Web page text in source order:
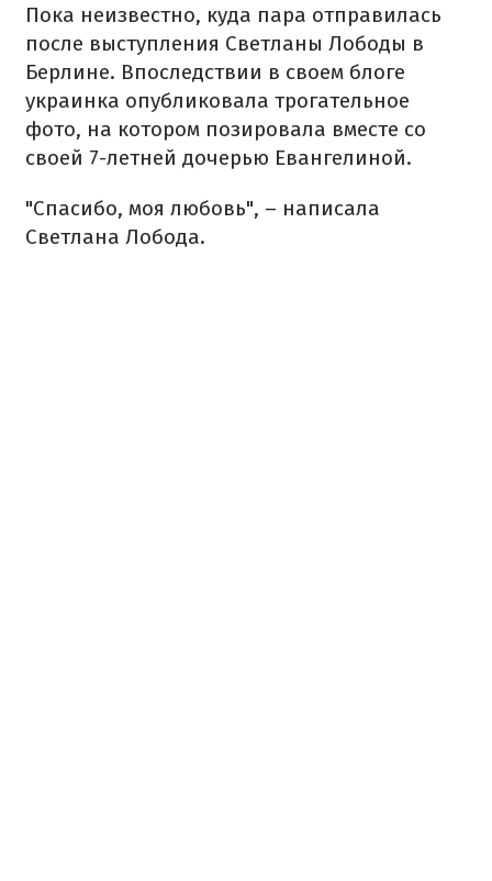
Пока неизвестно, куда пара отправилась
после выступления Светланы Лободы в
Берлине. Впоследствии в своем блоге
украинка опубликовала трогательное
фото, на котором позировала вместе со
своей 7-летней дочерью Евангелиной.
"Спасибо, моя любовь", – написала
Светлана Лобода.